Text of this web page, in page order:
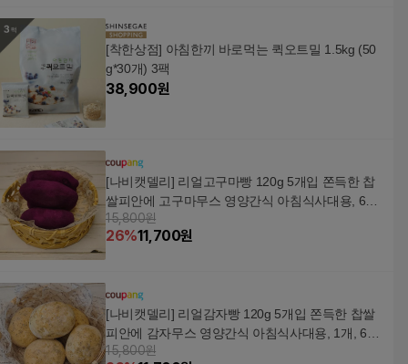
[착한상점] 아침한끼 바로먹는 퀵오트밀 1.5kg (50
g*30개) 3팩
38,900원
[나비캣델리] 리얼고구마빵 120g 5개입 쫀득한 찹
쌀피안에 고구마무스 영양간식 아침식사대용, 600
g, 1개
15,800원
26%11,700원
[나비캣델리] 리얼감자빵 120g 5개입 쫀득한 찹쌀
피안에 감자무스 영양간식 아침식사대용, 1개, 600
g
15,800원